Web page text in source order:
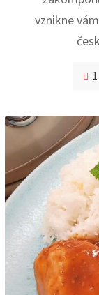
vznikne